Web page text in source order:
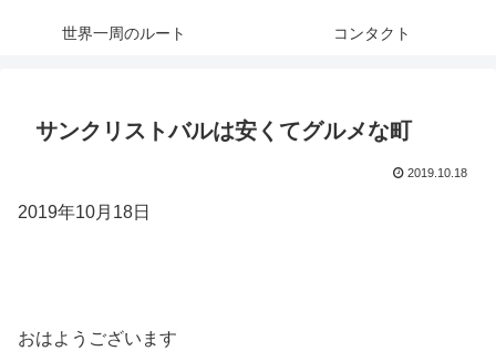
世界一周のルート コンタクト
サンクリストバルは安くてグルメな町
2019.10.18
2019年10月18日
おはようございます